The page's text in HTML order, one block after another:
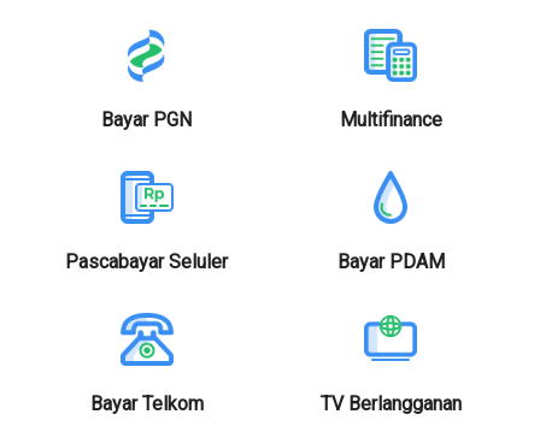
Bayar PGN Multifinance
Pascabayar Seluler Bayar PDAM
Bayar Telkom TV Berlangganan